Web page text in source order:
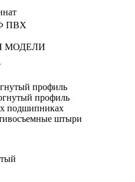
ПВХ
МОДЕЛИ
профиль
профиль
подшипниках
штыри